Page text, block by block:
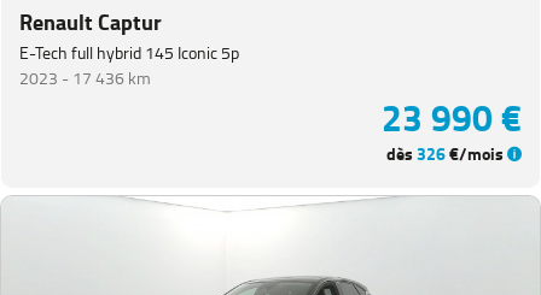
Renault Captur
E-Tech full hybrid 145 Iconic 5p
2023 - 17 436 km
23 990 €
dès326€/mois